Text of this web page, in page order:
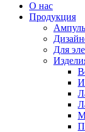
О нас
Продукция
Для